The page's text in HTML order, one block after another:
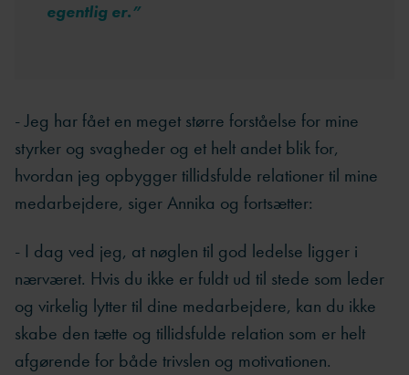
egentlig er.”
- Jeg har fået en meget større forståelse for mine
styrker og svagheder og et helt andet blik for,
hvordan jeg opbygger tillidsfulde relationer til mine
medarbejdere, siger Annika og fortsætter:
- I dag ved jeg, at nøglen til god ledelse ligger i
nærværet. Hvis du ikke er fuldt ud til stede som leder
og virkelig lytter til dine medarbejdere, kan du ikke
skabe den tætte og tillidsfulde relation som er helt
afgørende for både trivslen og motivationen.